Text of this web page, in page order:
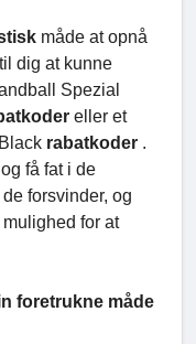
måde at opnå
dig at kunne
Spezial
eller et
rabatkoder .
og få fat i de
de forsvinder, og
for at
foretrukne måde